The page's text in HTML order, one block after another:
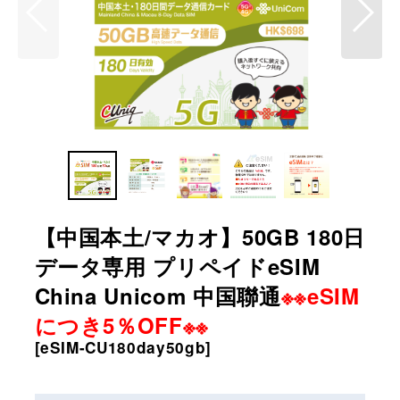
【中国本土/マカオ】50GB 180日
データ専用 プリペイドeSIM
China Unicom 中国聯通※※eSIM
につき5％OFF※※
[eSIM-CU180day50gb]